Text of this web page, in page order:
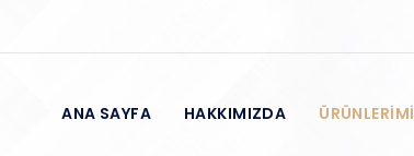
ANA SAYFA HAKKIMIZDA